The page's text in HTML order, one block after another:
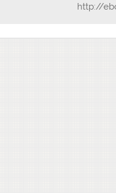
http://